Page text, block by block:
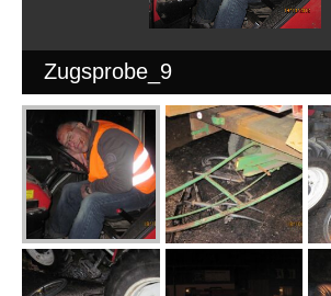
Zugsprobe_9